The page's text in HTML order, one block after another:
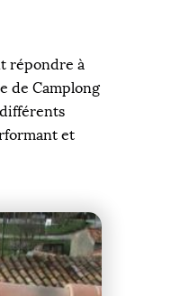
répondre à
de Camplong
et